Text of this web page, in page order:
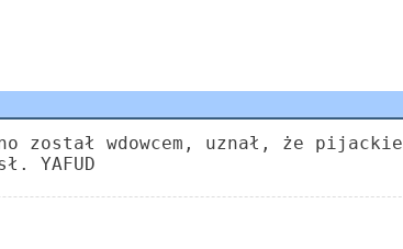
został wdowcem, uznał, że pijackie
YAFUD